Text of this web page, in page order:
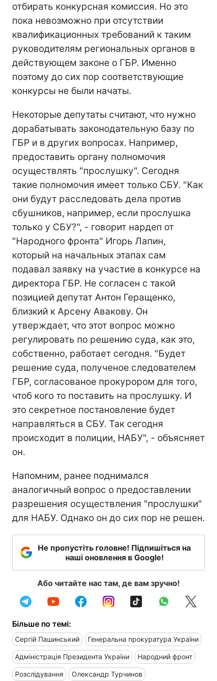
отбирать конкурсная комиссия. Но это
пока невозможно при отсутствии
квалификационных требований к таким
руководителям региональных органов в
действующем законе о ГБР. Именно
поэтому до сих пор соответствующие
конкурсы не были начаты.
Некоторые депутаты считают, что нужно
дорабатывать законодательную базу по
ГБР и в других вопросах. Например,
предоставить органу полномочия
осуществлять "прослушку". Сегодня
такие полномочия имеет только СБУ. "Как
они будут расследовать дела против
сбушников, например, если прослушка
только у СБУ?", - говорит нардеп от
"Народного фронта" Игорь Лапин,
который на начальных этапах сам
подавал заявку на участие в конкурсе на
директора ГБР. Не согласен с такой
позицией депутат Антон Геращенко,
близкий к Арсену Авакову. Он
утверждает, что этот вопрос можно
регулировать по решению суда, как это,
собственно, работает сегодня. "Будет
решение суда, полученое следователем
ГБР, согласованое прокурором для того,
чтоб кого то поставить на прослушку. И
это секретное постановление будет
направляться в СБУ. Так сегодня
происходит в полиции, НАБУ", - объясняет
он.
Напомним, ранее поднимался
аналогичный вопрос о предоставлении
разрешения осуществления "прослушки"
для НАБУ. Однако он до сих пор не решен.
Не пропустіть головне! Підпишіться на
наші оновлення в Google!
Або читайте нас там, де вам зручно!
Більше по темі:
Сергій Пашинський Генеральна прокуратура України
Адміністрація Президента України Народний фронт
Розслідування Олександр Турчинов